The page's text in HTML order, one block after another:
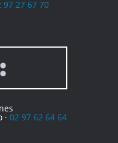
97 27 67 70
· 02 97 62 64 64